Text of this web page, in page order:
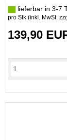
lieferbar in 3-7
pro Stk (inkl. MwSt.
139,90